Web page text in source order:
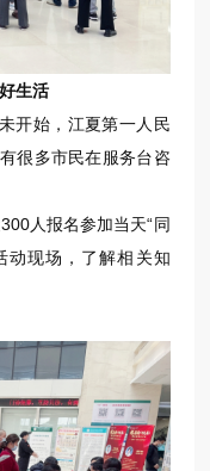
生活
开始，江夏第一人民
很多市民在服务台咨
人报名参加当天“同
动现场，了解相关知